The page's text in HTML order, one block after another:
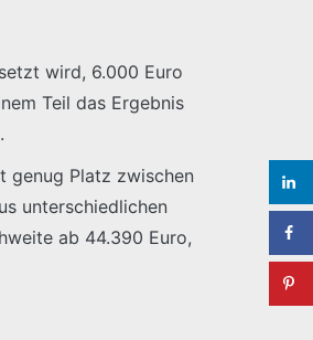
wird, 6.000 Euro
Teil das Ergebnis
genug Platz zwischen
unterschiedlichen
ab 44.390 Euro,